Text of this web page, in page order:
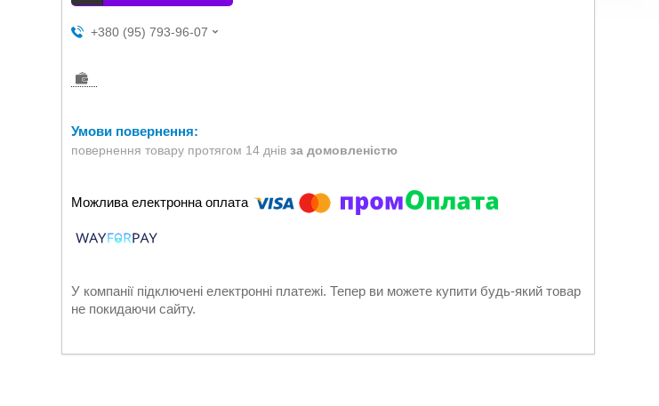
+380 (95) 793-96-07
повернення товару протягом 14 днів за домовленістю
У компанії підключені електронні платежі. Тепер ви можете купити будь-який товар
не покидаючи сайту.